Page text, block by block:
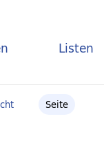
Listen
Seite